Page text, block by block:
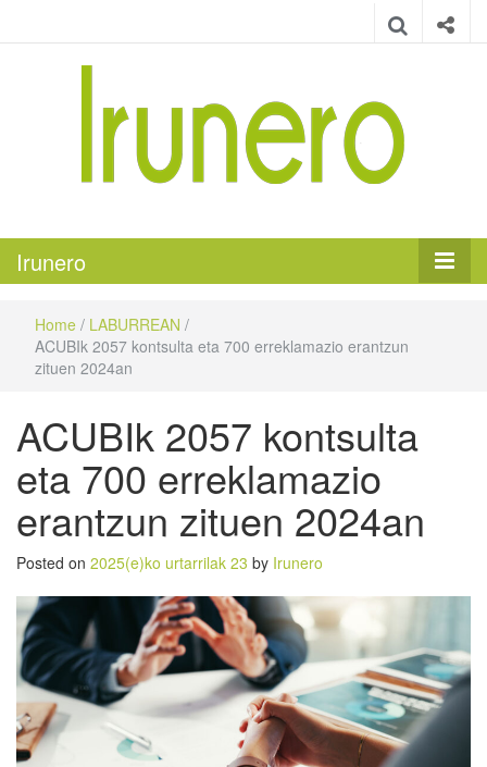
Irunero
Home / LABURREAN /
ACUBIk 2057 kontsulta eta 700 erreklamazio erantzun
zituen 2024an
ACUBIk 2057 kontsulta
eta 700 erreklamazio
erantzun zituen 2024an
Posted on 2025(e)ko urtarrilak 23 by Irunero